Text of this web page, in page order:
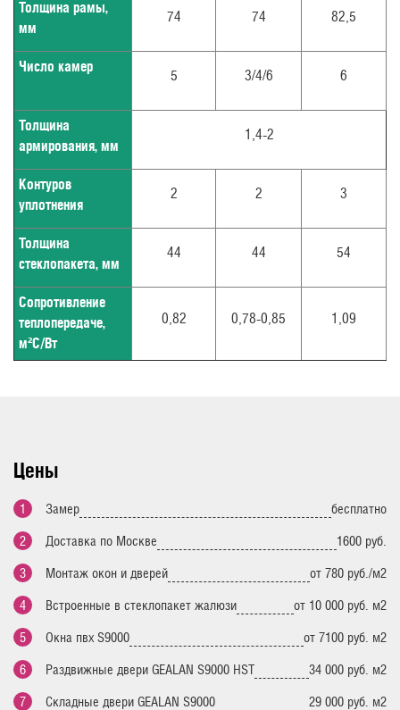
Толщина рамы,
мм
74 74 82,5
Число камер
5 3/4/6 6
Толщина
армирования, мм
1,4-2
Контуров
уплотнения
2 2 3
Толщина
стеклопакета, мм
44 44 54
Сопротивление
теплопередаче,
м²С/Вт
0,82 0,78-0,85 1,09
Цены
Замер бесплатно
Доставка по Москве 1600 руб.
Монтаж окон и дверей от 780 руб./м2
Встроенные в стеклопакет жалюзи от 10 000 руб. м2
Окна пвх S9000 от 7100 руб. м2
Раздвижные двери GEALAN S9000 HST 34 000 руб. м2
Складные двери GEALAN S9000 29 000 руб. м2